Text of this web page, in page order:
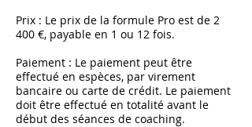
Prix : Le prix de la formule Pro est de 2
400 €, payable en 1 ou 12 fois.
Paiement : Le paiement peut être
effectué en espèces, par virement
bancaire ou carte de crédit. Le paiement
doit être effectué en totalité avant le
début des séances de coaching.